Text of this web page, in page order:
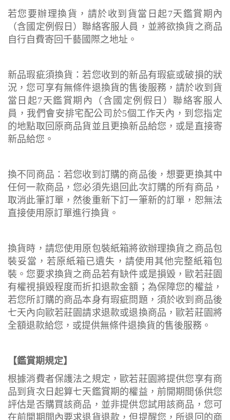
若您要辦理換貨，請於收到貨當日起7天鑑賞期內
（含國定例假日）聯絡客服人員，並將欲換貨之商品
自行自費寄回千藝國際之地址。
新品瑕疵須換貨：若您收到的新品有瑕疵或破損的狀
況，您可享有無條件退換貨的售後服務，請於收到貨
當日起7天鑑賞期內（含國定例假日）聯絡客服人
員，我們會安排宅配公司於5個工作天內，到您指定
的地點取回原商品貨並且更換新品給您，或是直接寄
新品給您。
換不同商品：若您收到訂購的商品後，想要更換其中
任何一款商品，您必須先退回此次訂購的所有商品，
取消此筆訂單，然後重新下訂一筆新的訂單，恕無法
直接使用原訂單進行換貨。
換貨時，請您使用原包裝紙箱將欲辦理換貨之商品包
裝妥當，若原紙箱已遺失，請使用其他完整紙箱包
裝。您要求換貨之商品若有缺件或是損毀，歐若莊園
有權視損毀程度而折扣退款金額；為保障您的權益，
若您所訂購的商品本身有瑕疵問題，須於收到商品後
七天內向歐若莊園請求退款或退換商品，歐若莊園將
全額退款給您，或提供無條件退換貨的售後服務。
【鑑賞期規定】
根據消費者保護法之規定，歐若莊園將提供您享有商
品到貨次日起算七天鑑賞期的權益，前開期間係供您
評估是否購買該商品，並非提供您試用該商品，您可
在前開期間內要求退貨退款，但提醒您，所退回的商